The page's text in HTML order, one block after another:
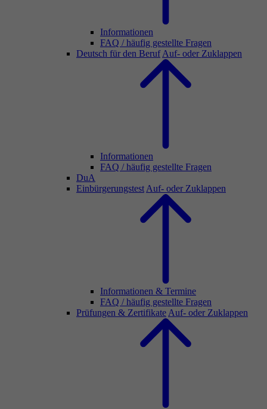
Informationen
FAQ / häufig gestellte Fragen
Deutsch für den Beruf Auf- oder Zuklappen
Informationen
FAQ / häufig gestellte Fragen
DuA
Einbürgerungstest Auf- oder Zuklappen
Informationen & Termine
FAQ / häufig gestellte Fragen
Prüfungen & Zertifikate Auf- oder Zuklappen